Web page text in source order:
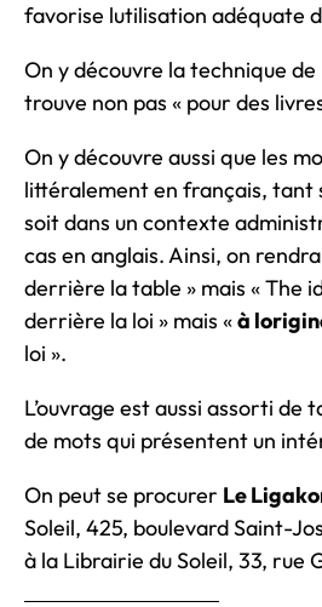
favorise lutilisation adéquate
On y découvre la technique de
trouve non pas « pour des
On y découvre aussi que les
littéralement en français, tant
soit dans un contexte
cas en anglais. Ainsi, on
derrière la table » mais « The
derrière la loi » mais «à
loi ».
L’ouvrage est aussi assorti
de mots qui présentent un
On peut se procurer Le
Soleil, 425, boulevard Saint-
à la Librairie du Soleil, 33, rue